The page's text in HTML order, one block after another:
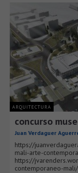
ARQUITECTURA
concurso
Juan Verdaguer
https://
mali-arte-
https://
contemporaneo-mali/